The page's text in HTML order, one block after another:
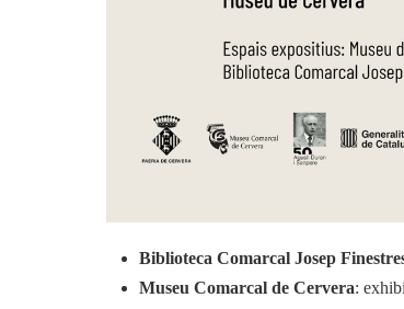
Biblioteca Comarcal Josep
Museu Comarcal de Cervera: